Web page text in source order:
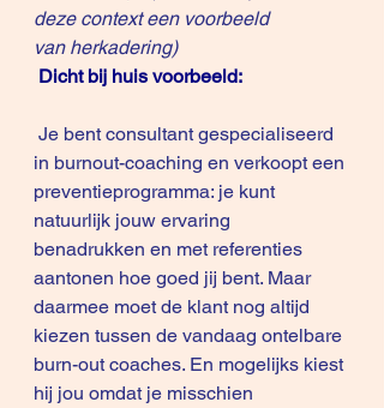
deze context een voorbeeld
van herkadering)
Dicht bij huis voorbeeld:
in burnout-coaching en verkoopt een
preventieprogramma: je kunt
natuurlijk jouw ervaring
benadrukken en met referenties
aantonen hoe goed jij bent. Maar
daarmee moet de klant nog altijd
kiezen tussen de vandaag ontelbare
burn-out coaches. En mogelijks kiest
hij jou omdat je misschien